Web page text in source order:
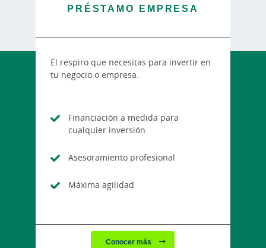
PRÉSTAMO EMPRESA
El respiro que necesitas para invertir en
tu negocio o empresa.
Financiación a medida para
cualquier inversión
Asesoramiento profesional
Máxima agilidad
Conocer más